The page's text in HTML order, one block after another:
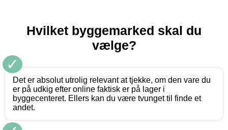
Hvilket byggemarked skal du
vælge?
✓
Det er absolut utrolig relevant at tjekke, om den vare du
er på udkig efter online faktisk er på lager i
byggecenteret. Ellers kan du være tvunget til finde et
andet.